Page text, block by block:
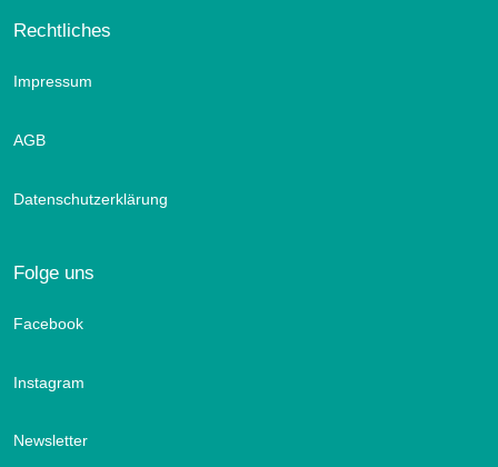
Rechtliches
Impressum
AGB
Datenschutzerklärung
Folge uns
Facebook
Instagram
Newsletter